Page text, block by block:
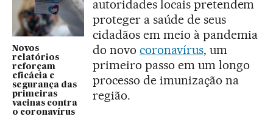
Novos
relatórios
reforçam
eficácia e
segurança das
primeiras
vacinas contra
o coronavírus
autoridades locais pretendem
proteger a saúde de seus
cidadãos em meio à pandemia
do novo coronavírus, um
primeiro passo em um longo
processo de imunização na
região.